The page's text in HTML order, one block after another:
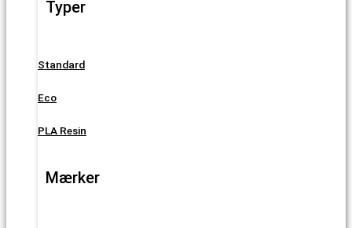
Typer
Standard
Eco
PLA Resin
Mærker